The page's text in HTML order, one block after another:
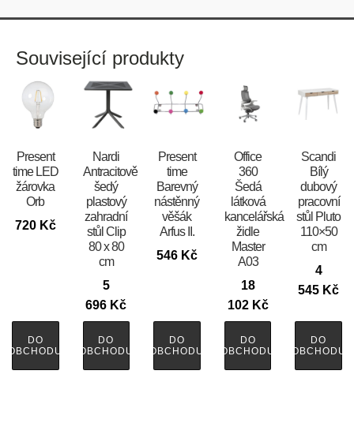
Související produkty
Present
time LED
žárovka
Orb
720 Kč
DO
OBCHODU
Nardi
Antracitově
šedý
plastový
zahradní
stůl Clip
80 x 80
cm
5
696 Kč
DO
OBCHODU
Present
time
Barevný
nástěnný
věšák
Arfus II.
546 Kč
DO
OBCHODU
Office
360
Šedá
látková
kancelářská
židle
Master
A03
18
102 Kč
DO
OBCHODU
Scandi
Bílý
dubový
pracovní
stůl Pluto
110×50
cm
4
545 Kč
DO
OBCHODU